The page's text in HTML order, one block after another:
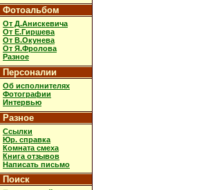
Фотоальбом
От Д.Анискевича
От Е.Гиршева
От В.Окунева
От Я.Фролова
Разное
Персоналии
Об исполнителях
Фотографии
Интервью
Разное
Ссылки
Юр. справка
Комната смеха
Книга отзывов
Написать письмо
Поиск